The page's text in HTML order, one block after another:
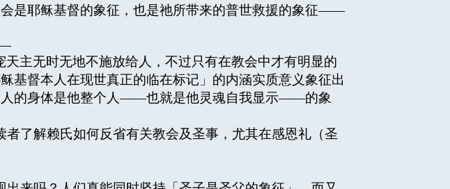
是耶稣基督的象征，也是祂所带来的普世救援的象征——
主无时无地不施放给人，不过只有在教会中才有明显的
督本人在现世真正的临在标记」的内涵实质意义象征出
人的身体是他整个人——也就是他灵魂自我显示——的象
了解赖氏如何反省有关教会及圣事，尤其在感恩礼（圣